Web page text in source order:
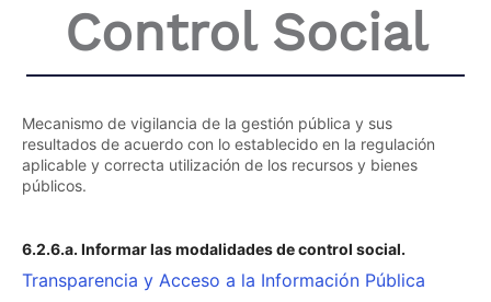
Control Social
Mecanismo de vigilancia de la gestión pública y sus
resultados de acuerdo con lo establecido en la regulación
aplicable y correcta utilización de los recursos y bienes
públicos.
6.2.6.a. Informar las modalidades de control social.
Transparencia y Acceso a la Información Pública